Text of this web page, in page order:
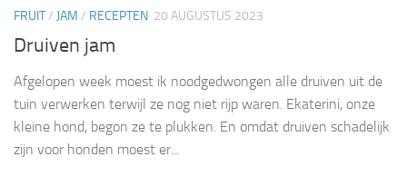
FRUIT/ JAM / RECEPTEN 20 AUGUSTUS 2023
Druiven jam
Afgelopen week moest ik noodgedwongen alle druiven uit de
tuin verwerken terwijl ze nog niet rijp waren. Ekaterini, onze
kleine hond, begon ze te plukken. En omdat druiven schadelijk
zijn voor honden moest er...